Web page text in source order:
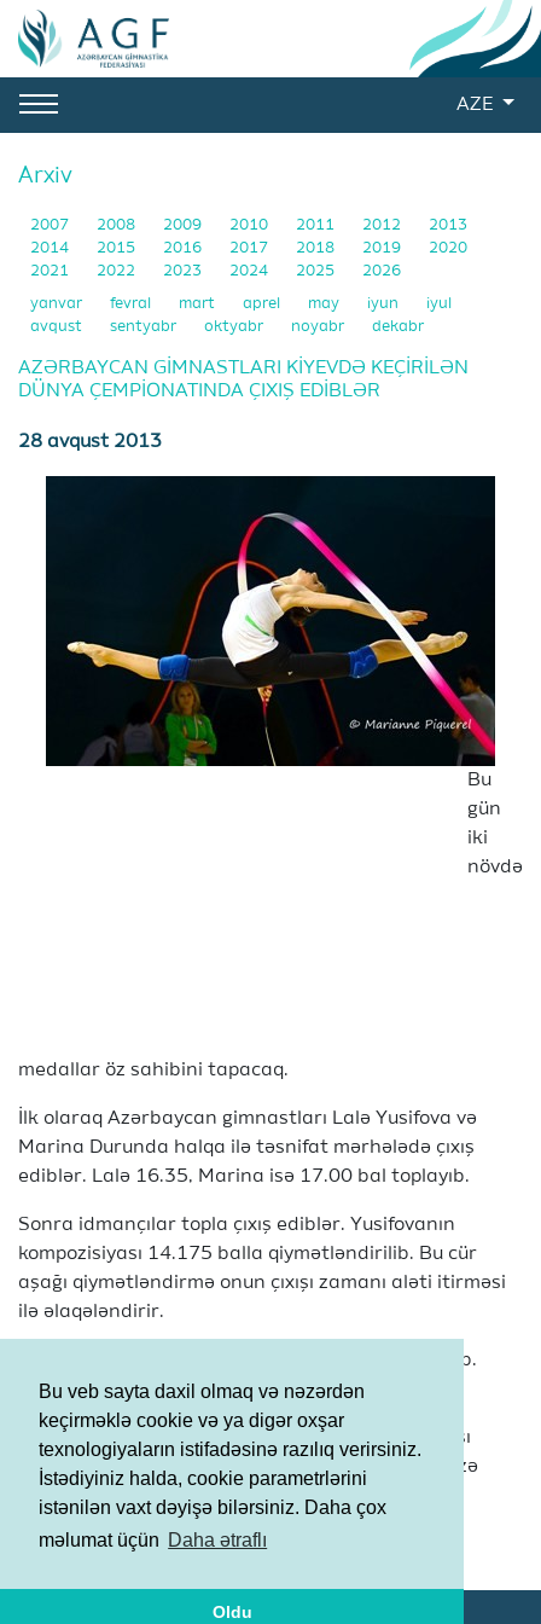
Bu veb sayta daxil olmaq və nəzərdən
keçirməklə cookie və ya digər oxşar
texnologiyaların istifadəsinə razılıq verirsiniz.
İstədiyiniz halda, cookie parametrlərini
istənilən vaxt dəyişə bilərsiniz. Daha çox
məlumat üçün Daha ətraflı
Oldu
AZE
Arxiv
2007 2008 2009 2010 2011 2012
2013
2014
2015 2016 2017 2018 2019
2020
2021
2022 2023 2024 2025 2026
yanvar fevral mart aprel may iyun
iyul
avqust
sentyabr oktyabr noyabr dekabr
AZƏRBAYCAN GİMNASTLARI KİYEVDƏ KEÇİRİLƏN
DÜNYA ÇEMPİONATINDA ÇIXIŞ EDİBLƏR
28 avqust 2013
Bu
gün
iki
növdə
medallar öz sahibini tapacaq.
İlk olaraq Azərbaycan gimnastları Lalə Yusifova və
Marina Durunda halqa ilə təsnifat mərhələdə çıxış
ediblər. Lalə 16.35, Marina isə 17.00 bal toplayıb.
Sonra idmançılar topla çıxış ediblər. Yusifovanın
kompozisiyası 14.175 balla qiymətləndirilib. Bu cür
aşağı qiymətləndirmə onun çıxışı zamanı aləti itirməsi
ilə əlaqələndirir.
Durundanın çıxışı isə 16.833 balla qiymətləndirilib.
İştirakçılar səkkiz yarımqrupa bölünüb və axşam
təsnifat mərhələsi yekunlaşdıqdan sonra ən yaxşı
səkkizlik öz aralarında mükafat uğrunda mübarizə
aparacaq.